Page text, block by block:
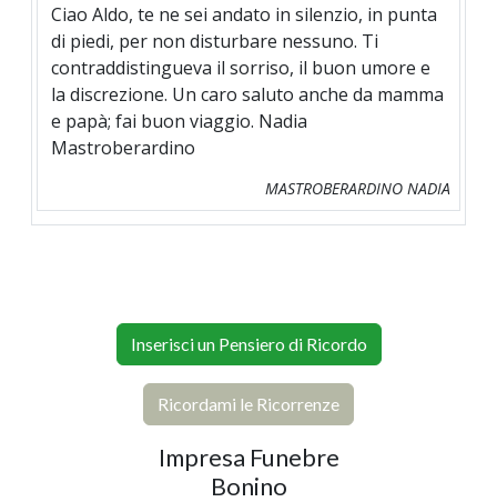
Ciao Aldo, te ne sei andato in silenzio, in punta
di piedi, per non disturbare nessuno. Ti
contraddistingueva il sorriso, il buon umore e
la discrezione. Un caro saluto anche da mamma
e papà; fai buon viaggio. Nadia
Mastroberardino
MASTROBERARDINO NADIA
Inserisci un Pensiero di Ricordo
Ricordami le Ricorrenze
Impresa Funebre
Bonino